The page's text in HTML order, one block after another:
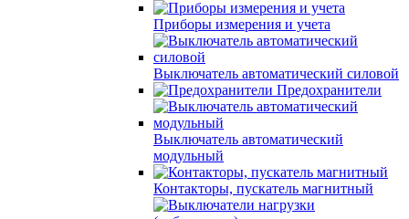
Приборы измерения и учета
Выключатель автоматический силовой
Предохранители
Выключатель автоматический
модульный
Контакторы, пускатель магнитный